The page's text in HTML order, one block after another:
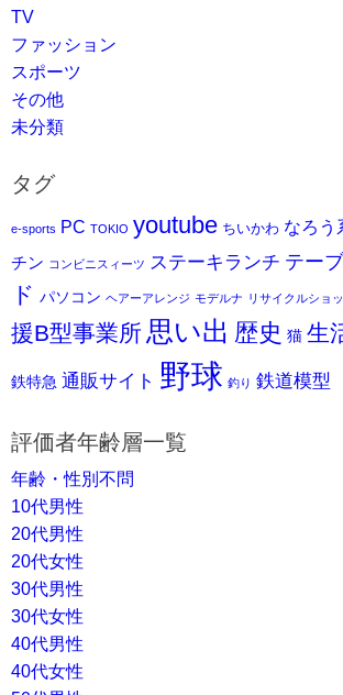
TV
ファッション
スポーツ
その他
未分類
タグ
e-sports PC TOKIO youtube ちいかわ なろう
チン コンビニスィーツ ステーキランチ テー
ド パソコン ヘアーアレンジ モデルナ リサイクルショ
援B型事業所 思い出 歴史 猫 生
鉄特急 通販サイト 野球 釣り 鉄道模型
評価者年齢層一覧
年齢・性別不問
10代男性
20代男性
20代女性
30代男性
30代女性
40代男性
40代女性